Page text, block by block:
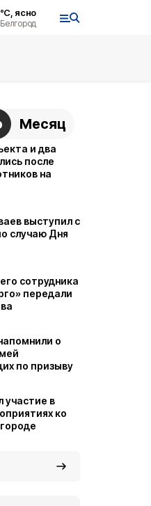
°С, ясно
Белгород
Месяц
и два
после
на
выступил с
случаю Дня
сотрудника
передали
о
по призыву
участие в
ко